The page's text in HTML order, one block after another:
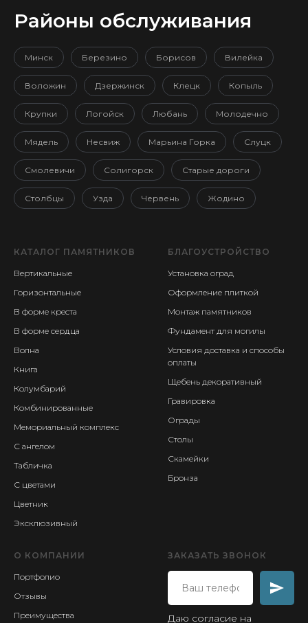
Районы обслуживания
Минск Березино Борисов Вилейка
Воложин Дзержинск Клецк Копыль
Крупки Логойск Любань Молодечно
Мядель Несвиж Марьина Горка Слуцк
Смолевичи Солигорск Старые дороги
Столбцы Узда Червень Жодино
КАТАЛОГ ПАМЯТНИКОВ
Вертикальные
Горизонтальные
В форме креста
В форме сердца
Волна
Книга
Колумбарий
Комбинированные
Мемориальный комплекс
С ангелом
Табличка
С цветами
Цветник
Эксклюзивный
БЛАГОУСТРОЙСТВО
Установка оград
Оформление плиткой
Монтаж памятников
Фундамент для могилы
Условия доставка и способы
оплаты
Щебень декоративный
Гравировка
Ограды
Столы
Скамейки
Бронза
О КОМПАНИИ
Портфолио
Отзывы
Преимущества
ЗАКАЗАТЬ ЗВОНОК
Даю согласие на